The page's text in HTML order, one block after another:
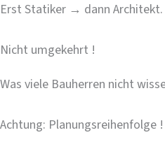
Erst Statiker → dann Architekt.
Nicht umgekehrt !
Was viele Bauherren nicht
Achtung: Planungsreihenfolge !